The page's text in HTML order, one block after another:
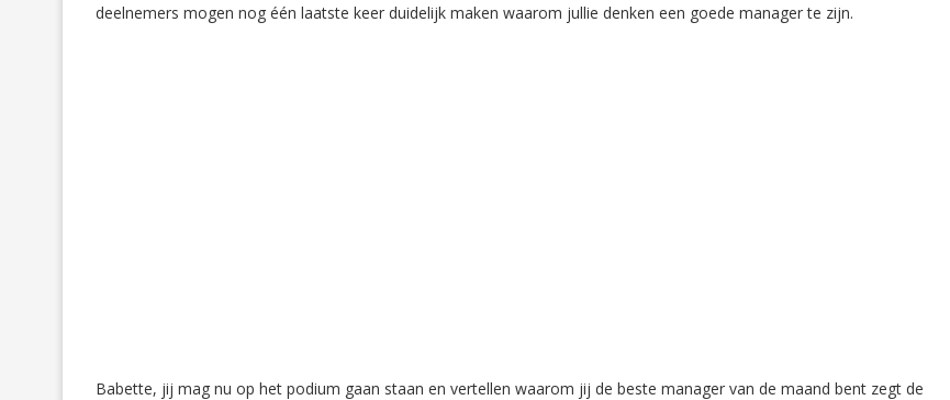
deelnemers mogen nog één laatste keer duidelijk maken waarom jullie denken een goede manager te zijn.
Babette, jij mag nu op het podium gaan staan en vertellen waarom jij de beste manager van de maand bent zegt de